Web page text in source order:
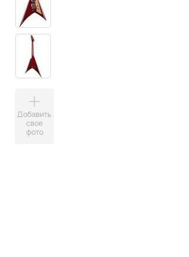
Добавить
свое
фото